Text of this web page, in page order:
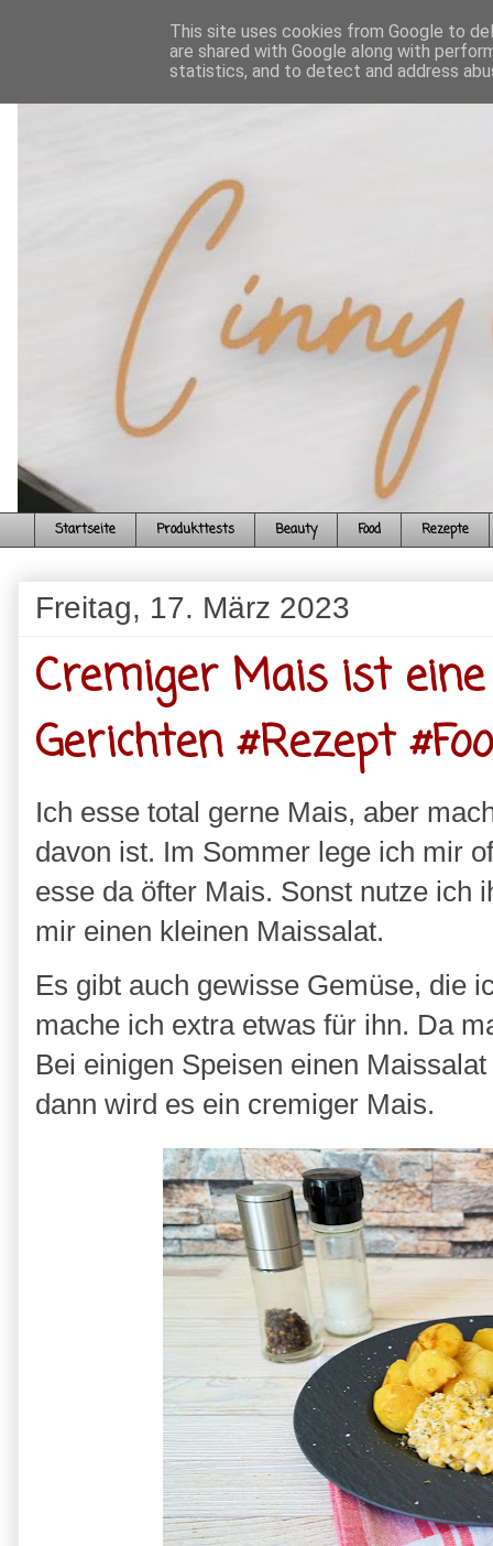
Startseite Produkttests Beauty Food Rezepte
Freitag, 17. März 2023
Cremiger Mais ist
Gerichten #Rezept
Ich esse total gerne Mais, aber
davon ist. Im Sommer lege ich mir
esse da öfter Mais. Sonst nutze ich
mir einen kleinen Maissalat.
Es gibt auch gewisse Gemüse, die
mache ich extra etwas für ihn. Da
Bei einigen Speisen einen
dann wird es ein cremiger Mais.
This site uses cookies from Google to
are shared with Google along with
statistics, and to detect and address